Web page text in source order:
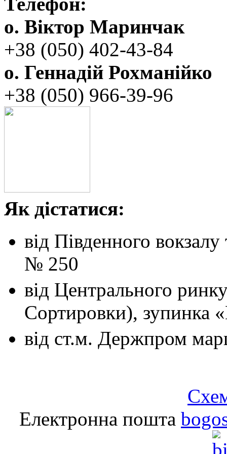
о. Віктор Маринчак
+38 (050)‭ 402-43-84
о. Геннадій Рохманійко
+38 (050)‭ ‬966-39-96
Як дістатися:
від Південного вокзалу
№ 250
від Центрального
Сортировки), зупинка
від ст.м. Держпром
Електронна пошта